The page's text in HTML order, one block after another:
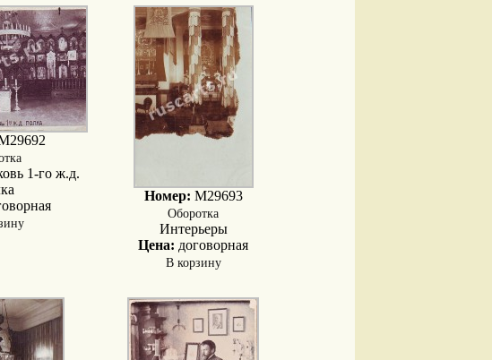
1-го ж.д.
Номер: M29693
Оборотка
Интерьеры
Цена: договорная
В корзину